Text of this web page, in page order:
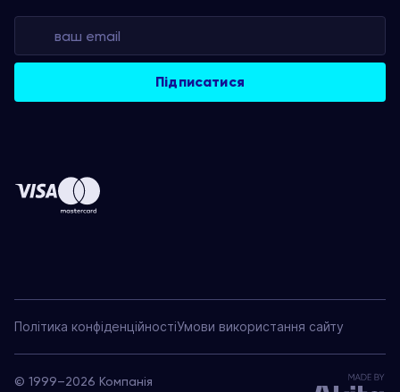
© 1999–2026 Компанія
Політика конфіденційностіУмови використання сайту